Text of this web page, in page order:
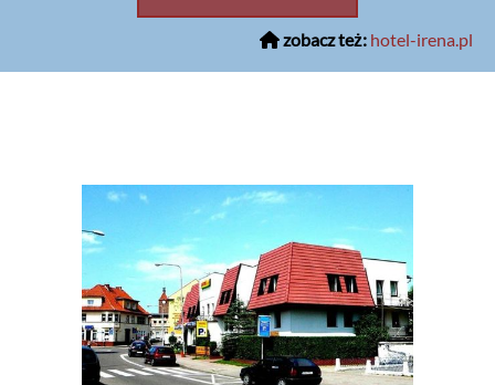
zobacz też: hotel-irena.pl